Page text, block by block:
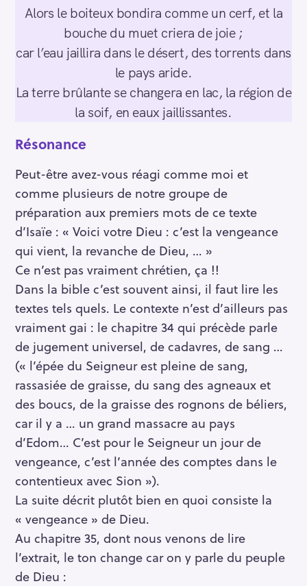
Alors le boiteux bondira comme un cerf, et la
bouche du muet criera de joie ;
car l’eau jaillira dans le désert, des torrents dans
le pays aride.
La terre brûlante se changera en lac, la région de
la soif, en eaux jaillissantes.
Résonance
Peut-être avez-vous réagi comme moi et
comme plusieurs de notre groupe de
préparation aux premiers mots de ce texte
d’Isaïe : « Voici votre Dieu : c’est la vengeance
qui vient, la revanche de Dieu, … »
Ce n’est pas vraiment chrétien, ça !!
Dans la bible c’est souvent ainsi, il faut lire les
textes tels quels. Le contexte n’est d’ailleurs pas
vraiment gai : le chapitre 34 qui précède parle
de jugement universel, de cadavres, de sang …
(« l’épée du Seigneur est pleine de sang,
rassasiée de graisse, du sang des agneaux et
des boucs, de la graisse des rognons de béliers,
car il y a … un grand massacre au pays
d’Edom… C’est pour le Seigneur un jour de
vengeance, c’est l’année des comptes dans le
contentieux avec Sion »).
La suite décrit plutôt bien en quoi consiste la
« vengeance » de Dieu.
Au chapitre 35, dont nous venons de lire
l’extrait, le ton change car on y parle du peuple
de Dieu :